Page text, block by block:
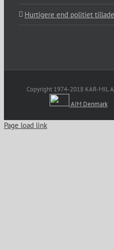
Hurtigere end politiet
Copyright 1974-2018 KAR-MIL
AIM Denmark
Page load link